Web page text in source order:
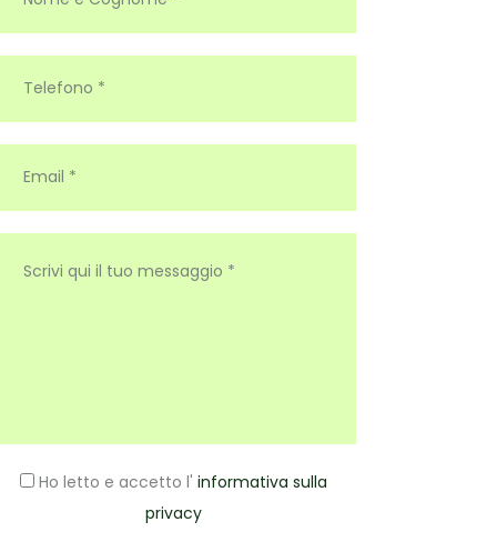
Ho letto e accetto l' informativa sulla
privacy